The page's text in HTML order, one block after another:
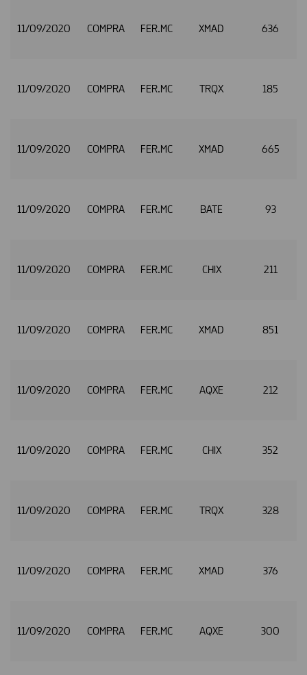
11/09/2020 COMPRA FER.MC XMAD 636
11/09/2020 COMPRA FER.MC TRQX 185
11/09/2020 COMPRA FER.MC XMAD 665
11/09/2020 COMPRA FER.MC BATE 93
11/09/2020 COMPRA FER.MC CHIX 211
11/09/2020 COMPRA FER.MC XMAD 851
11/09/2020 COMPRA FER.MC AQXE 212
11/09/2020 COMPRA FER.MC CHIX 352
11/09/2020 COMPRA FER.MC TRQX 328
11/09/2020 COMPRA FER.MC XMAD 376
11/09/2020 COMPRA FER.MC AQXE 300